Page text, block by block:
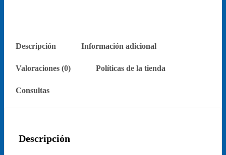
Descripción Información adicional
Valoraciones (0) Políticas de la tienda
Consultas
Descripción